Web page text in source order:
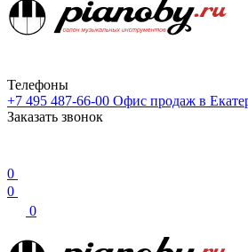
Телефоны
+7 495 487-66-00 Офис продаж в
Заказать звонок
0
0
0